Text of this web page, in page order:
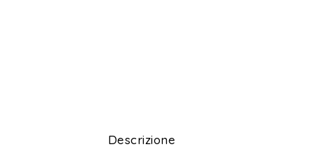
Descrizione